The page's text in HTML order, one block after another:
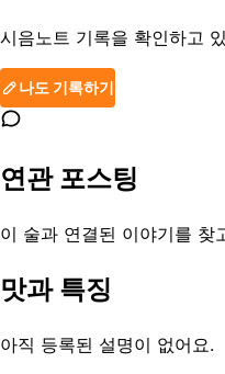
시음노트 기록을 확인하고
나도 기록하기
연관 포스팅
이 술과 연결된 이야기를 찾
맛과 특징
아직 등록된 설명이 없어요.